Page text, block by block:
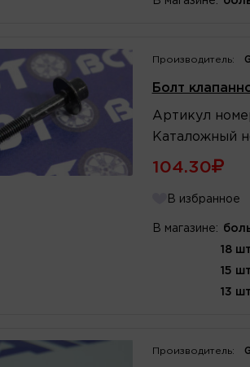
Производитель:
Болт
Артикул
Каталожный
104.30
В избранное
В магазине:
18
15
13
Производитель: